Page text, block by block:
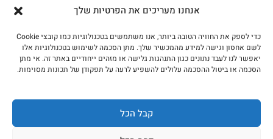
אנחנו מעריכים את הפרטיות שלך
כדי לספק את החוויה הטובה ביותר, אנו משתמשים בטכנולוגיות כמו קובצי Cookie
לשם אחסון וגישה למידע מהמכשיר שלך. מתן הסכמה לשימוש בטכנולוגיות אלו
יאפשר לנו לעבד נתונים כגון התנהגות גלישה או מזהים ייחודיים באתר זה. אי מתן
הסכמה או ביטול ההסכמה עלולים להשפיע לרעה על תפקודן של תכונות מסוימות.
קבל הכל
אווז
בשר בקר משובח
בשר בקר עגלה משובח
בשר למעשנת
הודו
חלקים אחוריים
מיוחדי מסורת1
נתחי פנים
עוף